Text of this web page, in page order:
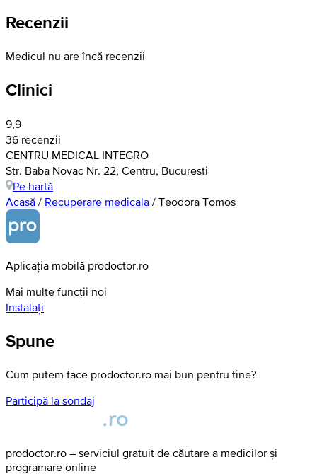
Recenzii
Medicul nu are încă recenzii
Clinici
9,9
36 recenzii
CENTRU MEDICAL INTEGRO
Str. Baba Novac Nr. 22, Centru, Bucuresti
Pe hartă
Acasă / Recuperare medicala / Teodora Tomos
Aplicația mobilă prodoctor.ro
Mai multe funcții noi
Instalați
Spune
Cum putem face prodoctor.ro mai bun pentru tine?
Participă la sondaj
prodoctor.ro – serviciul gratuit de căutare a medicilor și
programare online